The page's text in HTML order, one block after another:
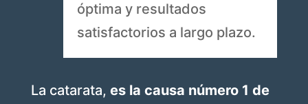
óptima y resultados
satisfactorios a largo plazo.
La catarata, es la causa número 1 de